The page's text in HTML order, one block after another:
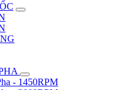
- 1450RPM